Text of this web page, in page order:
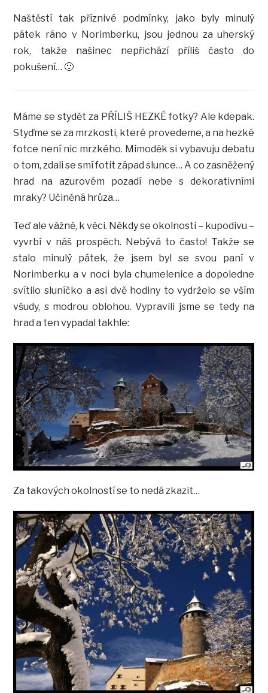
Naštěstí tak příznivé podmínky, jako byly minulý
pátek ráno v Norimberku, jsou jednou za uherský
rok, takže našinec nepřichází příliš často do
pokušení… 🙂
Máme se stydět za PŘÍLIŠ HEZKÉ fotky? Ale kdepak.
Styďme se za mrzkosti, které provedeme, a na hezké
fotce není nic mrzkého. Mimoděk si vybavuju debatu
o tom, zdali se smí fotit západ slunce… A co zasněžený
hrad na azurovém pozadí nebe s dekorativními
mraky? Učiněná hrůza…
Teď ale vážně, k věci. Někdy se okolnosti – kupodivu –
vyvrbí v náš prospěch. Nebývá to často! Takže se
stalo minulý pátek, že jsem byl se svou paní v
Norimberku a v noci byla chumelenice a dopoledne
svítilo sluníčko a asi dvě hodiny to vydrželo se vším
všudy, s modrou oblohou. Vypravili jsme se tedy na
hrad a ten vypadal takhle:
Za takových okolností se to nedá zkazit…